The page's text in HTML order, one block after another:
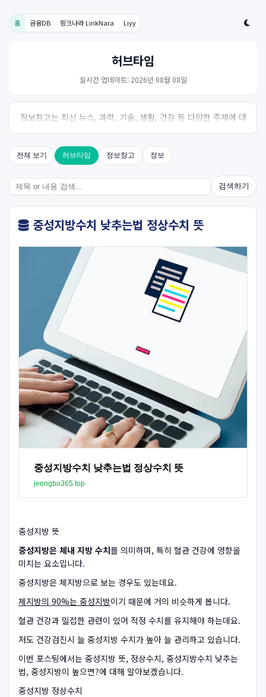
홈 금융DB 링크나라 LinkNara Liyy
허브타임
실시간 업데이트: 2026년 08월 08일
정보창고는 최신 뉴스, 과학, 기술, 생활, 건강 등 다양한 주제에 대
한 신뢰성 있는 정보를 제공하는 온라인 자료실입니다.
전체 보기 허브타임 정보창고 정보
검색하기
중성지방수치 낮추는법 정상수치 뜻
중성지방수치 낮추는법 정상수치 뜻
jeongbo365.top
중성지방 뜻
중성지방은 체내 지방 수치를 의미하며, 특히 혈관 건강에 영향을
미치는 요소입니다.
중성지방은 체지방으로 보는 경우도 있는데요.
체지방의 90%는 중성지방이기 때문에 거의 비슷하게 봅니다.
혈관 건강과 밀접한 관련이 있어 적정 수치를 유지해야 하는데요.
저도 건강검진시 늘 중성지방 수치가 높아 늘 관리하고 있습니다.
이번 포스팅에서는 중성지방 뜻, 정상수치, 중성지방수치 낮추는
법, 중성지방이 높으면?에 대해 알아보겠습니다.
중성지방 정상수치